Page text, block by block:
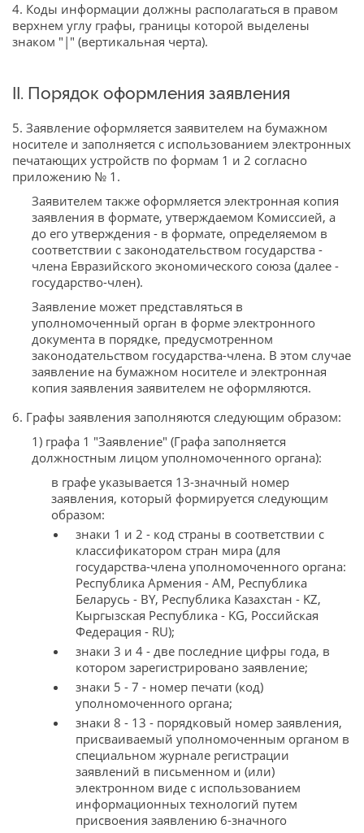
4. Коды информации должны располагаться в правом
верхнем углу графы, границы которой выделены
знаком "|" (вертикальная черта).
II. Порядок оформления заявления
5. Заявление оформляется заявителем на бумажном
носителе и заполняется с использованием электронных
печатающих устройств по формам 1 и 2 согласно
приложению № 1.
Заявителем также оформляется электронная копия
заявления в формате, утверждаемом Комиссией, а
до его утверждения - в формате, определяемом в
соответствии с законодательством государства -
члена Евразийского экономического союза (далее -
государство-член).
Заявление может представляться в
уполномоченный орган в форме электронного
документа в порядке, предусмотренном
законодательством государства-члена. В этом случае
заявление на бумажном носителе и электронная
копия заявления заявителем не оформляются.
6. Графы заявления заполняются следующим образом:
1) графа 1 "Заявление" (Графа заполняется
должностным лицом уполномоченного органа):
в графе указывается 13-значный номер
заявления, который формируется следующим
образом:
знаки 1 и 2 - код страны в соответствии с
классификатором стран мира (для
государства-члена уполномоченного органа:
Республика Армения - АМ, Республика
Беларусь - BY, Республика Казахстан - KZ,
Кыргызская Республика - KG, Российская
Федерация - RU);
знаки 3 и 4 - две последние цифры года, в
котором зарегистрировано заявление;
знаки 5 - 7 - номер печати (код)
уполномоченного органа;
знаки 8 - 13 - порядковый номер заявления,
присваиваемый уполномоченным органом в
специальном журнале регистрации
заявлений в письменном и (или)
электронном виде с использованием
информационных технологий путем
присвоения заявлению 6-значного